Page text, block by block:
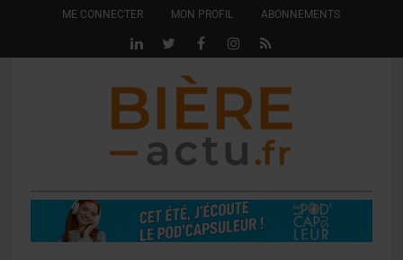
ME CONNECTER MON PROFIL ABONNEMENTS